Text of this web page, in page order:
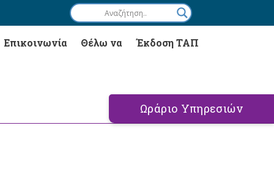
Επικοινωνία Θέλω να Έκδοση ΤΑΠ
Ωράριο Υπηρεσιών